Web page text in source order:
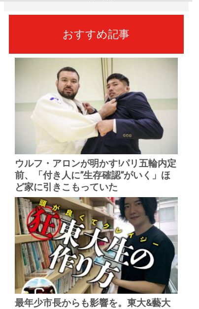
おすすめ記事
ウルフ・アロンが明かす!パリ五輪内定
前、「付き人に”生存確認”がいく」ほ
ど家に引きこもっていた
最年少市長からも影響を。東大&藝大